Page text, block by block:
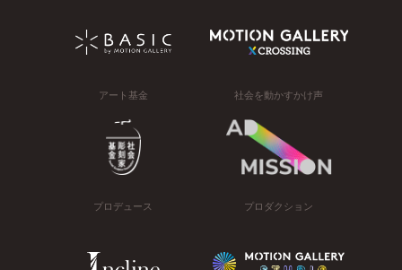
アート基金 社会を動かすかけ声
プロデュース プロダクション